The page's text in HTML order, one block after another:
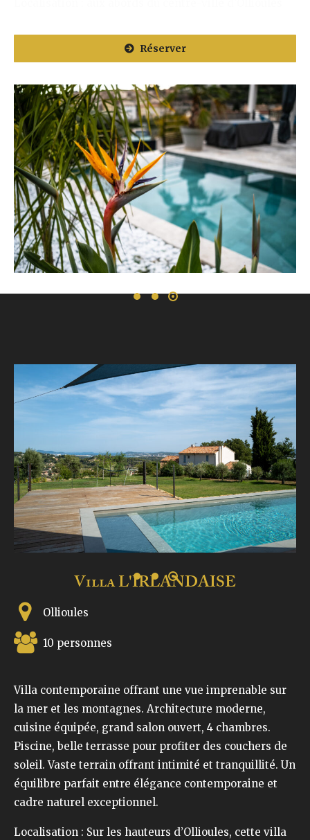
Réserver
Villa L'IRLANDAISE
Ollioules
10 personnes
Villa contemporaine offrant une vue imprenable sur
la mer et les montagnes. Architecture moderne,
cuisine équipée, grand salon ouvert, 4 chambres.
Piscine, belle terrasse pour profiter des couchers de
soleil. Vaste terrain offrant intimité et tranquillité. Un
équilibre parfait entre élégance contemporaine et
cadre naturel exceptionnel.
Localisation : Sur les hauteurs d’Ollioules, cette villa